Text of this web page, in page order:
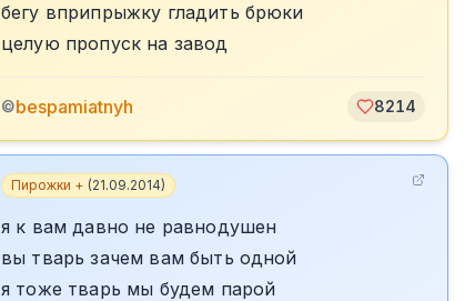
бегу вприпрыжку гладить брюки
целую пропуск на завод
©bespamiatnyh 8214
Пирожки + (21.09.2014)
я к вам давно не равнодушен
вы тварь зачем вам быть одной
я тоже тварь мы будем парой